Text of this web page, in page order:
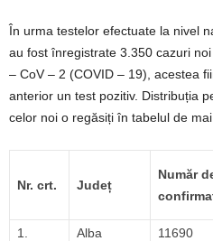
În urma testelor efectuate la nivel
au fost înregistrate 3.350 cazuri
– CoV – 2 (COVID – 19), acestea
anterior un test pozitiv. Distribuția
celor noi o regăsiți în tabelul de mai
Nr. crt. Județ
Număr
1.
Alba 11690